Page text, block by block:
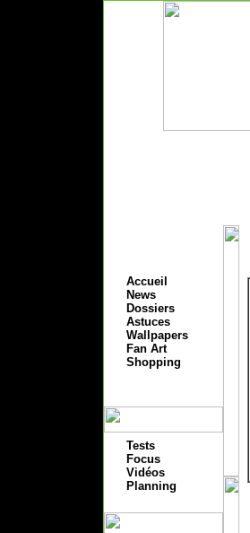
Accueil
News
Dossiers
Astuces
Wallpapers
Fan Art
Shopping
Tests
Focus
Vidéos
Planning